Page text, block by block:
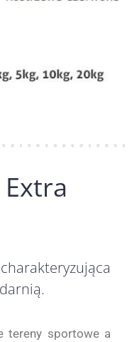
tereny sportowe a